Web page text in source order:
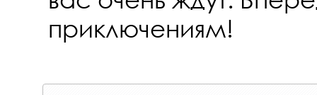
приключениям!